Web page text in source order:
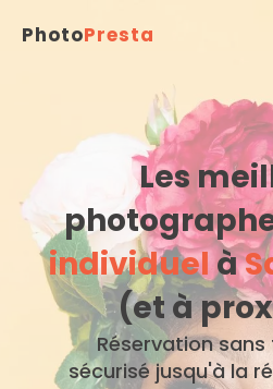
PhotoPresta
Les
individuelà
(et à
Réservation
sécurisé jusqu'à la